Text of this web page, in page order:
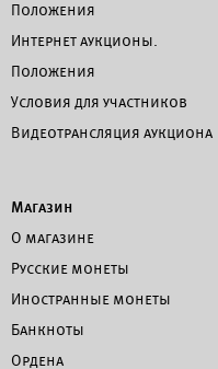
Положения
Интернет аукционы.
Положения
Условия для участников
Видеотрансляция аукциона
Магазин
О магазине
Русские монеты
Иностранные монеты
Банкноты
Ордена